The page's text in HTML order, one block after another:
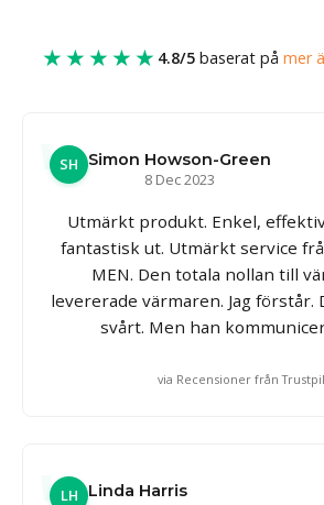
★★★★★ 4.8/5baserat på mer
SH Simon Howson-Green
8 Dec 2023
Utmärkt produkt. Enkel,
fantastisk ut. Utmärkt service
MEN. Den totala nollan till
levererade värmaren. Jag förstår.
svårt. Men han
via Recensioner från
LH
Linda Harris